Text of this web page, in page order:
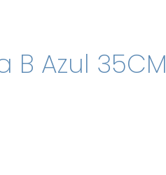
B Azul 35CM